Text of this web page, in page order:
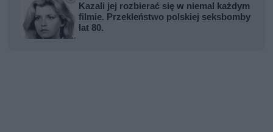
Kazali jej rozbierać się w niemal każdym
filmie. Przekleństwo polskiej seksbomby
lat 80.